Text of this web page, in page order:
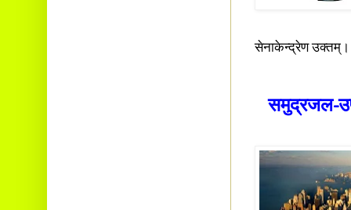
सेनाकेन्द्रेण उक्तम्।
समुद्रजल-